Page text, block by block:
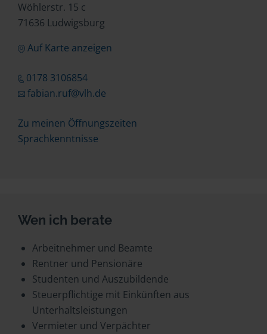
Wöhlerstr. 15 c
71636 Ludwigsburg
Auf Karte anzeigen
0178 3106854
fabian.ruf@vlh.de
Zu meinen Öffnungszeiten
Sprachkenntnisse
Wen ich berate
Arbeitnehmer und Beamte
Rentner und Pensionäre
Studenten und Auszubildende
Steuerpflichtige mit Einkünften aus
Unterhaltsleistungen
Vermieter und Verpächter